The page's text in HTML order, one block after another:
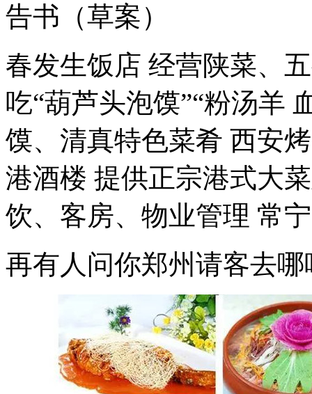
告书（草案）
春发生饭店 经营陕菜、
吃“葫芦头泡馍”“粉汤羊
馍、清真特色菜肴 西安
港酒楼 提供正宗港式大
饮、客房、物业管理 常
再有人问你郑州请客去